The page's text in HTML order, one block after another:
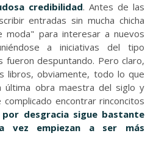
credibilidad. Antes de las
entradas sin mucha chicha
moda" para interesar a nuevos
a iniciativas del tipo
despuntando. Pero claro,
libros, obviamente, todo lo que
última obra maestra del siglo y
encontrar rinconcitos
por desgracia sigue bastante
vez empiezan a ser más